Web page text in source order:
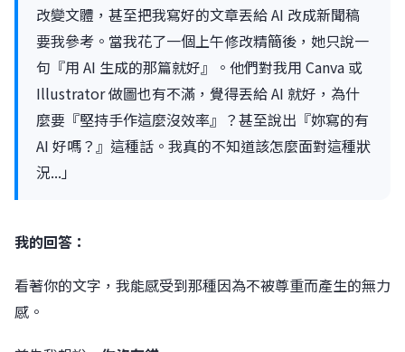
改變文體，甚至把我寫好的文章丟給 AI 改成新聞稿
要我參考。當我花了一個上午修改精簡後，她只說一
句『用 AI 生成的那篇就好』。他們對我用 Canva 或
Illustrator 做圖也有不滿，覺得丟給 AI 就好，為什
麼要『堅持手作這麼沒效率』？甚至說出『妳寫的有
AI 好嗎？』這種話。我真的不知道該怎麼面對這種狀
況...」
我的回答：
看著你的文字，我能感受到那種因為不被尊重而產生的無力
感。